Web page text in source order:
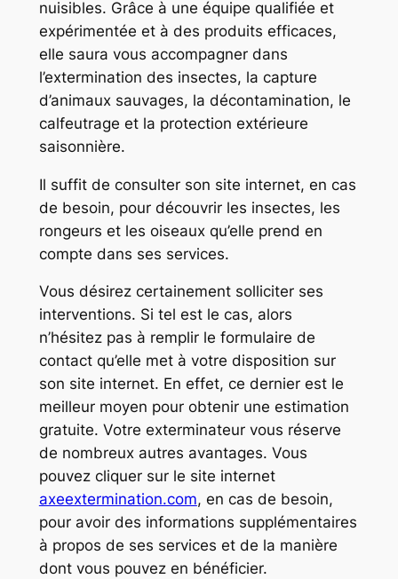
nuisibles. Grâce à une équipe qualifiée et
expérimentée et à des produits efficaces,
elle saura vous accompagner dans
l’extermination des insectes, la capture
d’animaux sauvages, la décontamination, le
calfeutrage et la protection extérieure
saisonnière.
Il suffit de consulter son site internet, en cas
de besoin, pour découvrir les insectes, les
rongeurs et les oiseaux qu’elle prend en
compte dans ses services.
Vous désirez certainement solliciter ses
interventions. Si tel est le cas, alors
n’hésitez pas à remplir le formulaire de
contact qu’elle met à votre disposition sur
son site internet. En effet, ce dernier est le
meilleur moyen pour obtenir une estimation
gratuite. Votre exterminateur vous réserve
de nombreux autres avantages. Vous
pouvez cliquer sur le site internet
axeextermination.com, en cas de besoin,
pour avoir des informations supplémentaires
à propos de ses services et de la manière
dont vous pouvez en bénéficier.